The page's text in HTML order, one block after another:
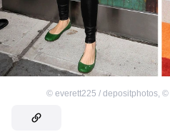
© everett225 / depositphotos ©